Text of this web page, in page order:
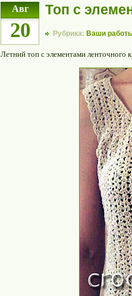
Авг
20
Топ с
Рубрика: Ваши
Летний топ с элементами ленточного